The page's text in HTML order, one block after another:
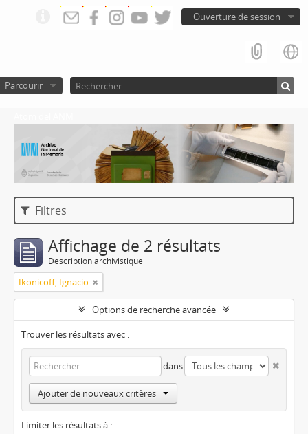
Ouverture de session
Parcourir
Filtres
Affichage de 2 résultats
Description archivistique
Ikonicoff, Ignacio
Options de recherche avancée
Trouver les résultats avec :
dans
Ajouter de nouveaux critères
Limiter les résultats à :